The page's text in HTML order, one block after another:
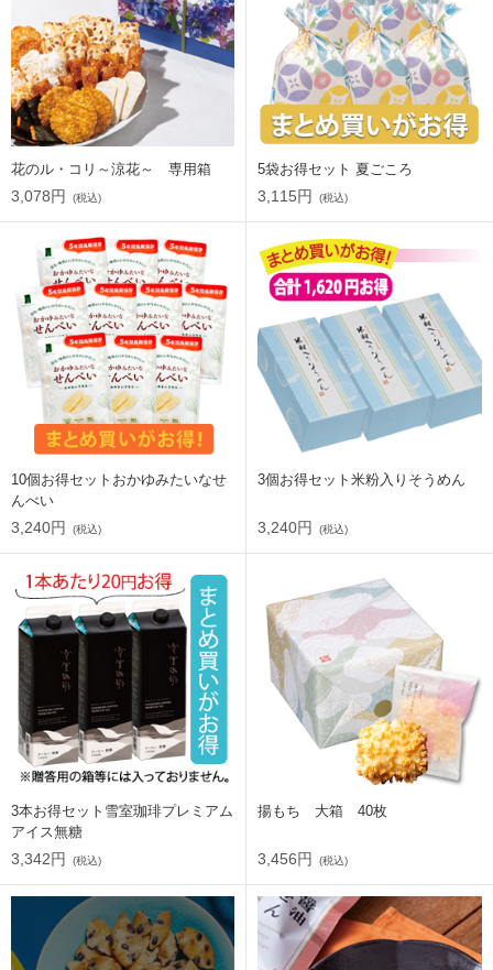
花のル・コリ～涼花～ 専用箱
3,078円 (税込)
5袋お得セット 夏ごころ
3,115円 (税込)
10個お得セットおかゆみたいなせ
んべい
3,240円 (税込)
3個お得セット米粉入りそうめん
3,240円 (税込)
3本お得セット雪室珈琲プレミアム
アイス無糖
3,342円 (税込)
揚もち 大箱 40枚
3,456円 (税込)